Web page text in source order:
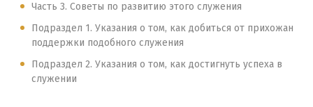
Часть 3. Советы по развитию этого служения
Подраздел 1. Указания о том, как добиться от прихожан
поддержки подобного служения
Подраздел 2. Указания о том, как достигнуть успеха в
служении